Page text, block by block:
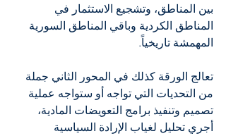
بين المناطق، وتشجيع الاستثمار في
المناطق الكردية وباقي المناطق السورية
المهمشة تاريخياً.
تعالج الورقة كذلك في المحور الثاني جملة
من التحديات التي تواجه أو ستواجه عملية
تصميم وتنفيذ برامج التعويضات المادية،
أجري تحليل لغياب الإرادة السياسية